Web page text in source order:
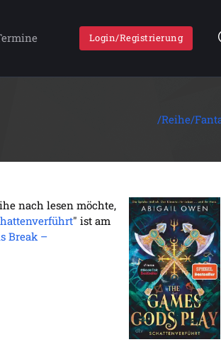
Login/Registrierung
/Reihe/
nach lesen möchte,
" ist am
Break –